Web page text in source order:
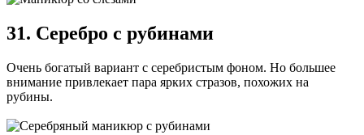
31. Серебро с рубинами
Очень богатый вариант с серебристым фоном. Но большее
внимание привлекает пара ярких стразов, похожих на
рубины.